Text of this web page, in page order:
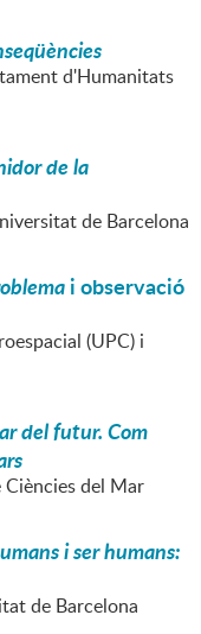
d'Humanitats
de la
de Barcelona
i observació
(UPC) i
del futur. Com
del Mar
i ser humans:
de Barcelona